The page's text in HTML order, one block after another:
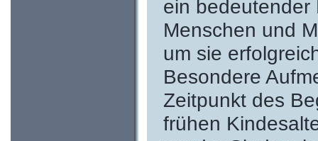
ein bedeutender
Menschen und
um sie
Besondere
Zeitpunkt des
frühen